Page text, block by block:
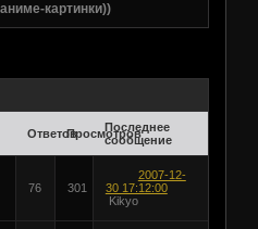
аниме-картинки))
ОтветовПросмотров
Последнее
сообщение
76
301
2007-12-
30 17:12:00
Kikyo